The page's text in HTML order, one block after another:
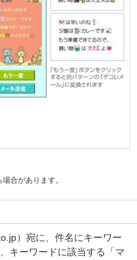
合があります。
）宛に、件名にキーワー
キーワードに該当する「マ